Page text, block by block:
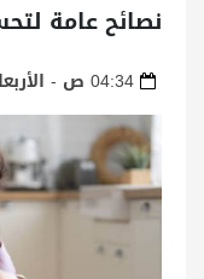
نصائح عامة